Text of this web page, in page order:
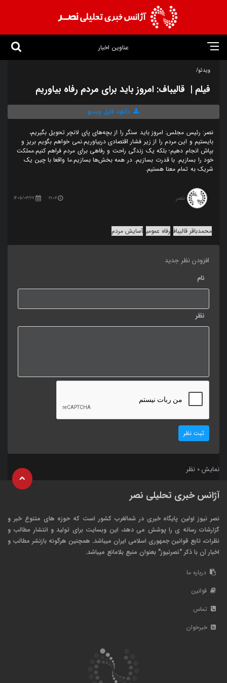
عناوین اخبار
ویدئو/
فیلم | قالیباف: امروز باید برای مردم رفاه بیاوریم
دانلود فایل ویدیو
نصر: رئیس مجلس: امروز باید سنگر را از بچه‌های پای لانچر تحویل بگیریم،
بایستیم و این مردم را از زیر فشار اقتصادی دربیاوریم.نمی خواهم بگویم بریز و
بپاش انجام دهیم؛ بلکه یک زندگی راحت و رفاهی برای مردم فراهم کنیم.مملکت
خود را بسازیم. با قدرت بسازیم. در همه بخش‌ها بسازیم.ما واقعا با چین یک
شریک به تمام معنا هستیم.
نصر 21:06
1405/03/27
محمدباقر قالیباف رفاه عمومی آسایش مردم
افزودن نظر جدید
نام
نظر
ثبت نظر
نمایش 0 نظر
آژانس خبری تحلیلی نصر
نصر نیوز اولین پایگاه خبری در شمالغرب کشور است که حوزه های متنوع خبر و
گزارشات رسانه ی را پوشش می دهد، این وبسایت برای تولید و انتشار مطالب و
نظرات، تابع قوانین جمهوری اسلامی ایران میباشد. همچنین هرگونه بازنشر مطالب و
اخبار آن با ذکر "نصرنیوز" بعنوان منبع بلامانع میباشد.
درباره ما
قوانین
تماس
خبرخوان